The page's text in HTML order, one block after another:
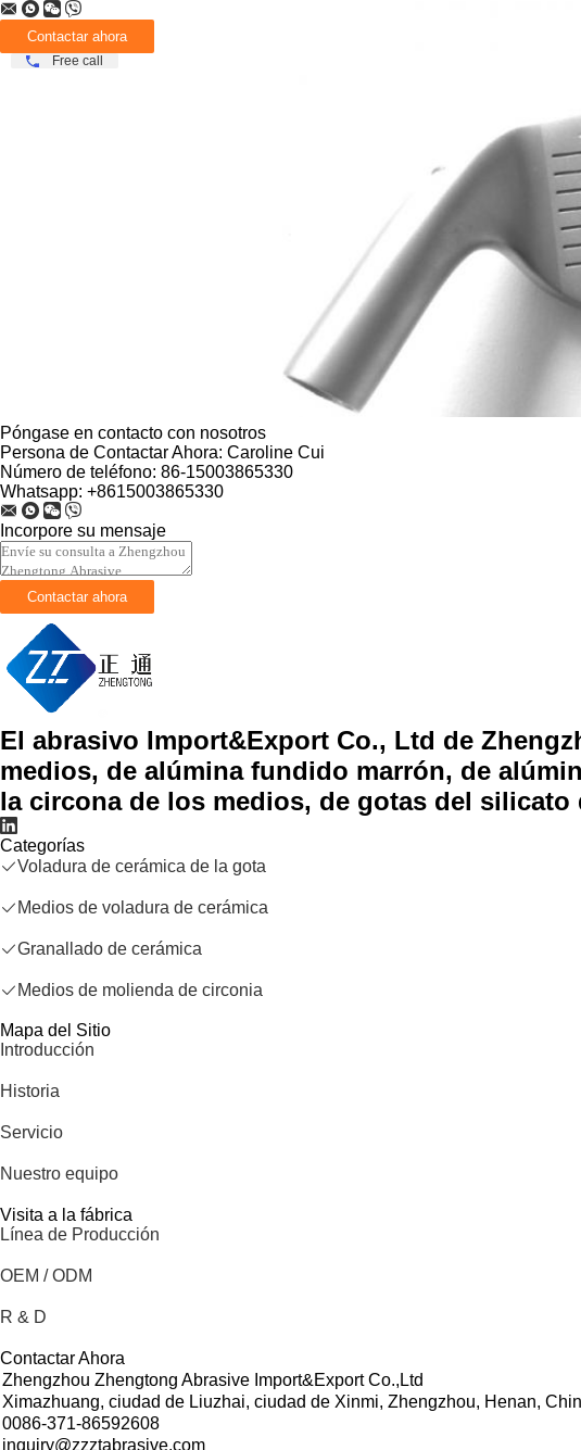
Free call
Póngase en contacto con nosotros
Persona de Contactar Ahora: Caroline Cui
Número de teléfono: 86-15003865330
Whatsapp: +8615003865330
Incorpore su mensaje
El abrasivo Import&Export Co., Ltd de
medios, de alúmina fundido marrón, de
la circona de los medios, de gotas del
Categorías
Voladura de cerámica de la gota
Medios de voladura de cerámica
Granallado de cerámica
Medios de molienda de circonia
Mapa del Sitio
Introducción
Historia
Servicio
Nuestro equipo
Visita a la fábrica
Línea de Producción
OEM / ODM
R & D
Contactar Ahora
Zhengzhou Zhengtong Abrasive Import&Export Co.,Ltd
Ximazhuang, ciudad de Liuzhai, ciudad de Xinmi, Zhengzhou, Henan,
0086-371-86592608
inquiry@zzztabrasive.com